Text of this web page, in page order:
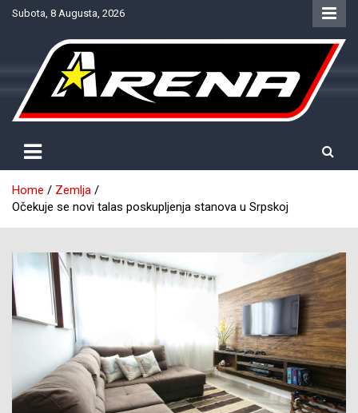
SkipSubota, 8 Augusta, 2026
NTV Arena
Home
Zemlja
Očekuje se novi talas poskupljenja stanova u Srpskoj